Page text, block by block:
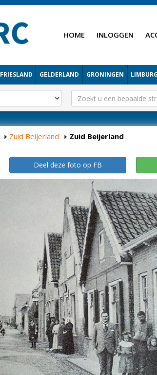
HOME INLOGGEN
FRIESLAND GELDERLAND GRONINGEN LIMBURG
Zuid Beijerland Zuid Beijerland
Deel deze foto op FB